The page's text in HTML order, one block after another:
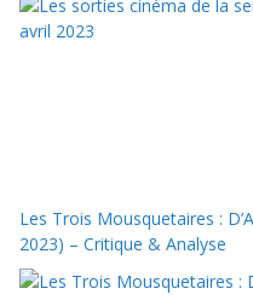
Les Trois Mousquetaires :
2023) – Critique & Analyse